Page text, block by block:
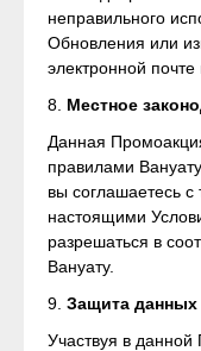
неправильного
Обновления или
электронной
8. Местное
Данная
правилами
вы соглашаетесь
настоящими
разрешаться в
Вануату.
9. Защита данных
Участвуя в